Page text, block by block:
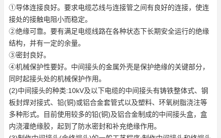
①导体连接良好。要求电缆芯线与连接管之间有良好的连接，使连
接处的接触电阻小而稳定。
②绝缘可靠。要有满足电缆线路在各种状态下长期安全运行的绝缘
结构，并有一定的余量。
③密封良好。
④机械保护性要好。中间接头的金属外壳是保护绝缘的关键部分，
同时起接头处的机械保护作用。
(2)中间接头的种类:10kV及以下电缆的中间接头有铸铁整体式、钢
板封焊对接式、铅(铜)或铝合金套管式以及塑料、环氧树脂浇注等
多种形式。目前使用较多的铅(铜)及铝合金制成的中间接头盒，盒
内浇灌绝缘胶，起到了防水密封和补充绝缘作用。